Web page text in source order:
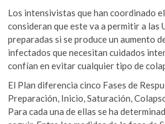
Los intensivistas que han coordinado
consideran que este va a permitir a las
preparadas si se produce un aumento
infectados que necesitan cuidados
confían en evitar cualquier tipo de
El Plan diferencia cinco Fases de
Preparación, Inicio, Saturación,
Para cada una de ellas se ha